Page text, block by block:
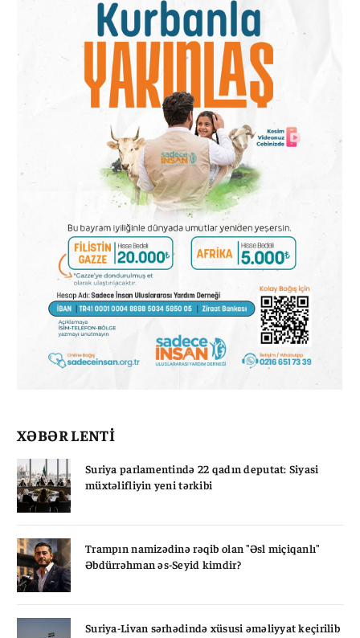
XƏBƏR LENTİ
Suriya parlamentində 22 qadın deputat: Siyasi
müxtəlifliyin yeni tərkibi
Trampın namizədinə rəqib olan "Əsl miçiqanlı"
Əbdürrəhman əs-Seyid kimdir?
Suriya-Livan sərhədində xüsusi əməliyyat keçirilib